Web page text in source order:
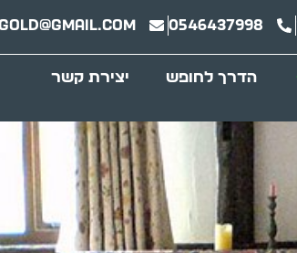
0546437998
הדרך לחופש יצירת קשר